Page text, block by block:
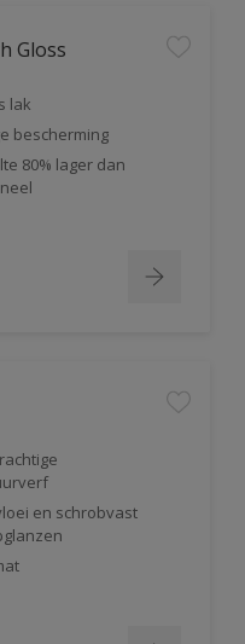
Gloss
lak
bescherming
80% lager dan
en schrobvast